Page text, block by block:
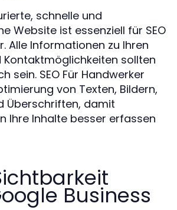
schnelle und
Website ist essenziell für SEO
Alle Informationen zu Ihren
Kontaktmöglichkeiten sollten
sein. SEO Für Handwerker
von Texten, Bildern,
Überschriften, damit
Ihre Inhalte besser erfassen
Business